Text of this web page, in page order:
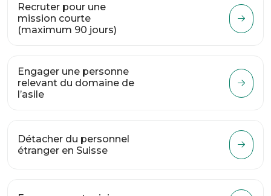
Recruter pour une
mission courte
(maximum 90 jours)
Engager une personne
relevant du domaine de
l’asile
Détacher du personnel
étranger en Suisse